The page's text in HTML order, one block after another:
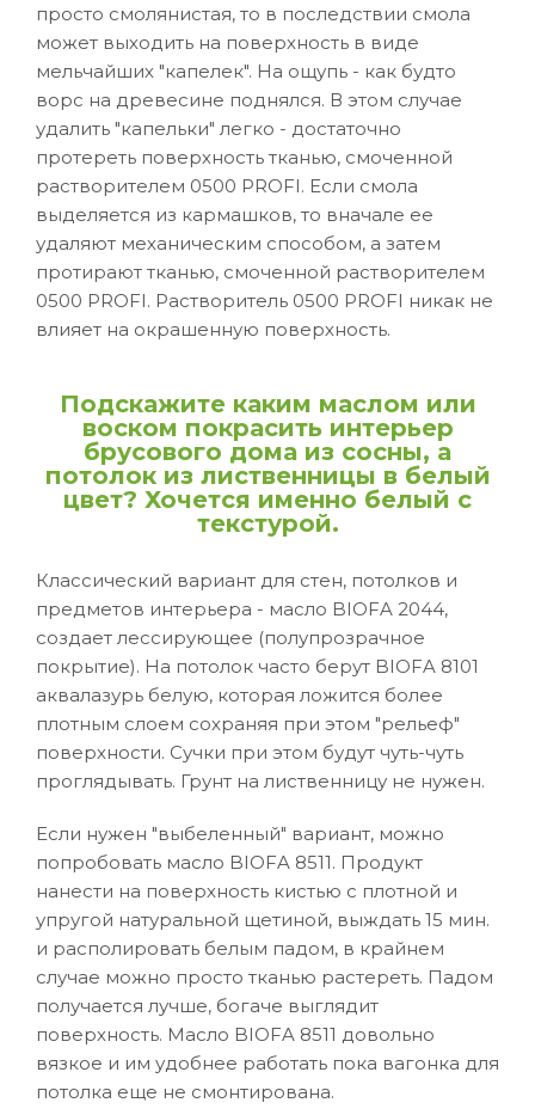
просто смолянистая, то в последствии смола
может выходить на поверхность в виде
мельчайших "капелек". На ощупь - как будто
ворс на древесине поднялся. В этом случае
удалить "капельки" легко - достаточно
протереть поверхность тканью, смоченной
растворителем 0500 PROFI. Если смола
выделяется из кармашков, то вначале ее
удаляют механическим способом, а затем
протирают тканью, смоченной растворителем
0500 PROFI. Растворитель 0500 PROFI никак не
влияет на окрашенную поверхность.
Подскажите каким маслом или
воском покрасить интерьер
брусового дома из сосны, а
потолок из лиственницы в белый
цвет? Хочется именно белый с
текстурой.
Классический вариант для стен, потолков и
предметов интерьера - масло BIOFA 2044,
создает лессирующее (полупрозрачное
покрытие). На потолок часто берут BIOFA 8101
аквалазурь белую, которая ложится более
плотным слоем сохраняя при этом "рельеф"
поверхности. Сучки при этом будут чуть-чуть
проглядывать. Грунт на лиственницу не нужен.
Если нужен "выбеленный" вариант, можно
попробовать масло BIOFA 8511. Продукт
нанести на поверхность кистью с плотной и
упругой натуральной щетиной, выждать 15 мин.
и располировать белым падом, в крайнем
случае можно просто тканью растереть. Падом
получается лучше, богаче выглядит
поверхность. Масло BIOFA 8511 довольно
вязкое и им удобнее работать пока вагонка для
потолка еще не смонтирована.